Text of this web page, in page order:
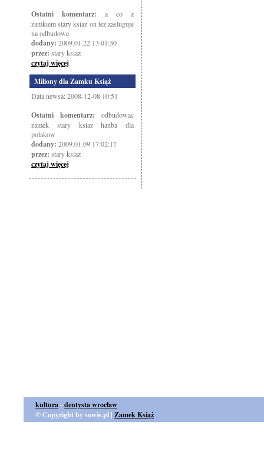
Ostatni komentarz: a co z
zamkiem stary ksiaz on tez zasluguje
na odbudowe
dodany: 2009.01.22 13:01:30
przez: stary ksiaz
czytaj więcej
Miliony dla Zamku Książ
Data newsa: 2008-12-08 10:51
Ostatni komentarz: odbudowac
zamek stary ksiaz hanba dla
polakow
dodany: 2009.01.09 17:02:17
przez: stary ksiaz
czytaj więcej
kultura-dentysta wrocław
© Copyright by sowie.pl | Zamek Książ